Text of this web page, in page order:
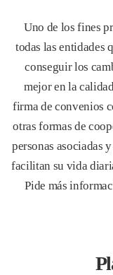
Uno de los fines
todas las entidades
conseguir los
mejor en la
firma de convenios
otras formas de
personas asociadas
facilitan su vida
Pide más